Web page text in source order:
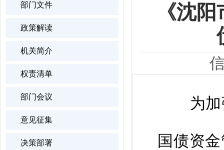
部门文件
政策解读
机关简介
权责清单
部门会议
意见征集
决策部署
《沈
为加强
国债资